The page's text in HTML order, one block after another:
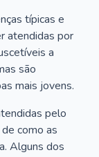
típicas e
atendidas por
a
são
mais jovens.
pelo
como as
Alguns dos